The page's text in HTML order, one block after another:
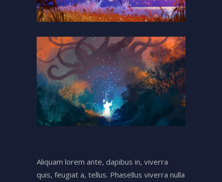
Aliquam lorem ante, dapibus in, viverra
quis, feugiat a, tellus. Phasellus viverra nulla